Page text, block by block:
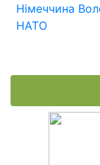
Німеччина
НАТО